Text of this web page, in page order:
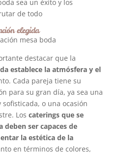
sea un éxito y los
de todo
elegida
destacar que la
establece la atmósfera y el
Cada pareja tiene su
para su gran día, ya sea una
o una ocasión
Los caterings que se
deben ser capaces de
la estética de la
en términos de colores,